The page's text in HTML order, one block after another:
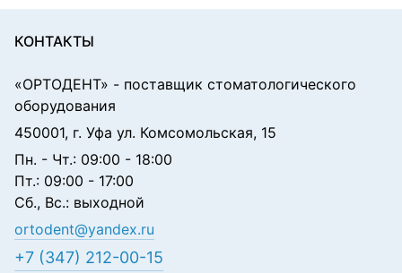
КОНТАКТЫ
«ОРТОДЕНТ» - поставщик стоматологического
оборудования
450001, г. Уфа ул. Комсомольская, 15
Пн. - Чт.: 09:00 - 18:00
Пт.: 09:00 - 17:00
Сб., Вс.: выходной
ortodent@yandex.ru
+7 (347) 212-00-15